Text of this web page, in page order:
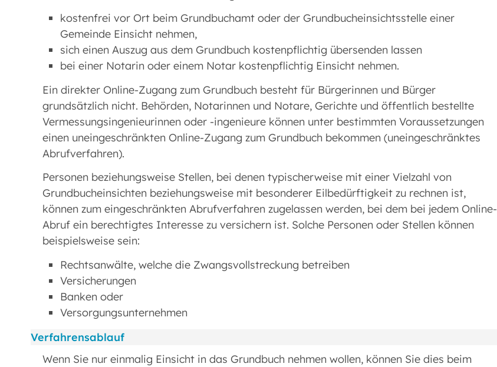
kostenfrei vor Ort beim Grundbuchamt oder der Grundbucheinsichtsstelle einer
Gemeinde Einsicht nehmen,
sich einen Auszug aus dem Grundbuch kostenpflichtig übersenden lassen
bei einer Notarin oder einem Notar kostenpflichtig Einsicht nehmen.
Ein direkter Online-Zugang zum Grundbuch besteht für Bürgerinnen und Bürger
grundsätzlich nicht. Behörden, Notarinnen und Notare, Gerichte und öffentlich bestellte
Vermessungsingenieurinnen oder -ingenieure können unter bestimmten Voraussetzungen
einen uneingeschränkten Online-Zugang zum Grundbuch bekommen (uneingeschränktes
Abrufverfahren).
Personen beziehungsweise Stellen, bei denen typischerweise mit einer Vielzahl von
Grundbucheinsichten beziehungsweise mit besonderer Eilbedürftigkeit zu rechnen ist,
können zum eingeschränkten Abrufverfahren zugelassen werden, bei dem bei jedem Online-
Abruf ein berechtigtes Interesse zu versichern ist. Solche Personen oder Stellen können
beispielsweise sein:
Rechtsanwälte, welche die Zwangsvollstreckung betreiben
Versicherungen
Banken oder
Versorgungsunternehmen
Verfahrensablauf
Wenn Sie nur einmalig Einsicht in das Grundbuch nehmen wollen, können Sie dies beim